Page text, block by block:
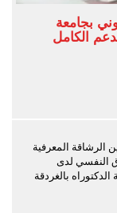
بجامعة
الكامل
الرشاقة المعرفية
النفسي لدى
بالغردقة